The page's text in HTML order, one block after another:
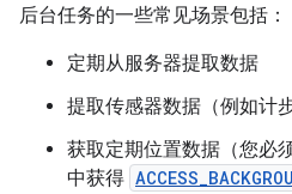
后台任务的一些常见场景包括：
定期从服务器提取数据
提取传感器数据（例如计
获取定期位置数据（您必
中获得